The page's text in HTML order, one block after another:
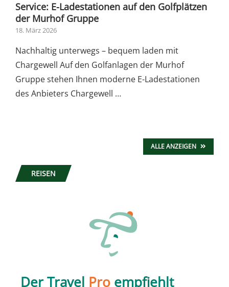
Service: E-Ladestationen auf den Golfplätzen
der Murhof Gruppe
18. März 2026
Nachhaltig unterwegs – bequem laden mit
Chargewell Auf den Golfanlagen der Murhof
Gruppe stehen Ihnen moderne E-Ladestationen
des Anbieters Chargewell …
ALLE ANZEIGEN
REISEN
Der Travel Pro empfiehlt